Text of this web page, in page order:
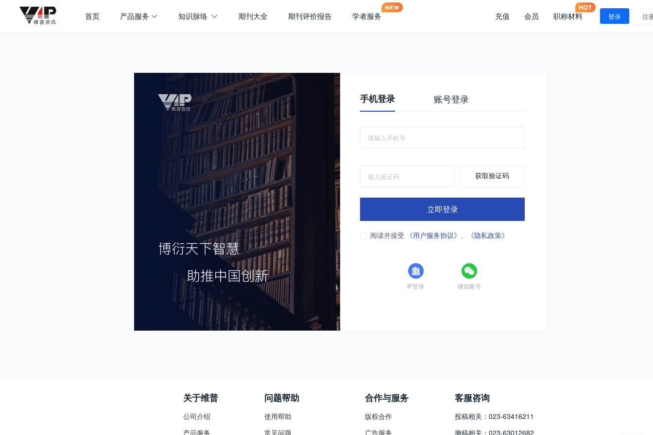
首页 产品服务 知识脉络 期刊大全 期刊评价报告 学者服务 充值 会员 职称材料 登录 注
手机登录 账号登录
获取验证码
立即登录
阅读并接受 《用户服务协议》 、 《隐私政策》
IP登录 微信账号
关于维普
公司介绍
产品服务
问题帮助
使用帮助
常见问题
合作与服务
版权合作
广告服务
客服咨询
投稿相关：023-63416211
撤稿相关：023-63012682